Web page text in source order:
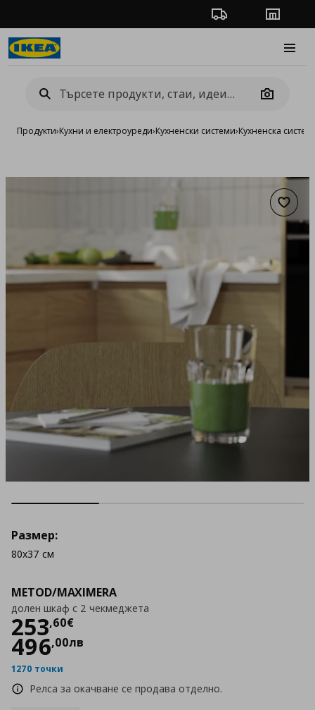
Проследяване на
Camera
Продукти›Кухни и електроуреди›Кухненски системи›Кухненска
METOD/MAXIMERA
долен шкаф с 2 чекмеджета
253,60€
Цена
496,00лв
1270 точки
Релса за окачване се продава отделно.
Размер:
80x37 см